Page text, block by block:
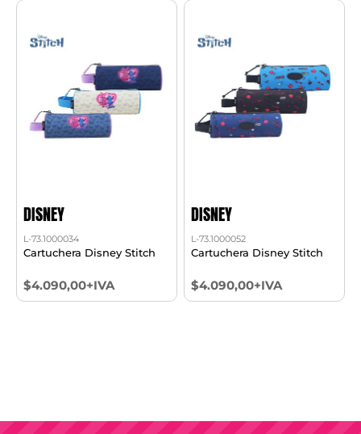
DISNEY
L-73.1000034
Cartuchera Disney Stitch
$4.090,00+IVA
DISNEY
L-73.1000052
Cartuchera Disney Stitch
$4.090,00+IVA